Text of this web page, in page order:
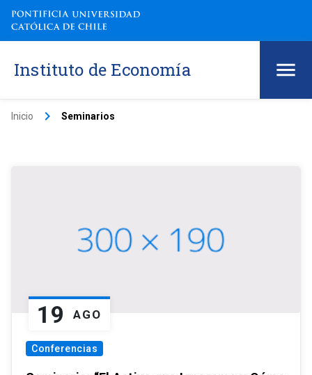
Instituto de Economía
Inicio keyboard_arrow_right Seminarios
19 AGO
Conferencias